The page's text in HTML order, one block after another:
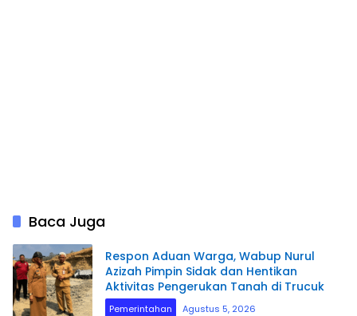
Baca Juga
Respon Aduan Warga, Wabup Nurul
Azizah Pimpin Sidak dan Hentikan
Aktivitas Pengerukan Tanah di Trucuk
Pemerintahan Agustus 5, 2026